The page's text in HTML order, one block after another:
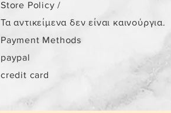
Store Policy/
Τα αντικείμενα δεν είναι καινούργια.
Payment Methods
paypal
credit card